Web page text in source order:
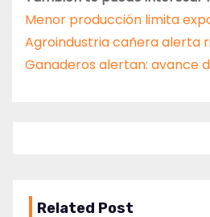
Menor producción limita
Agroindustria cañera alerta
Ganaderos alertan: avance
Related Post